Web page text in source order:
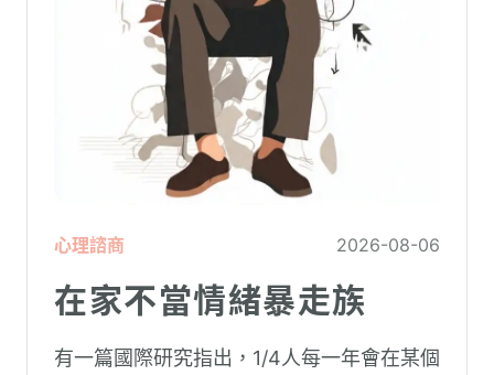
心理諮商 2026-08-06
在家不當情緒暴走族
有一篇國際研究指出，1/4人每一年會在某個